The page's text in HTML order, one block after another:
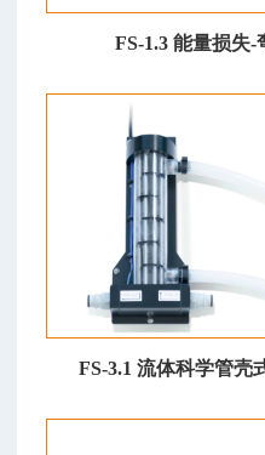
FS-1.3 能量损失-
FS-3.1 流体科学管壳